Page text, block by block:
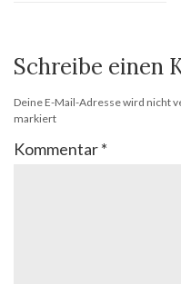
Schreibe einen
Deine E-Mail-Adresse wird nicht
markiert
Kommentar*